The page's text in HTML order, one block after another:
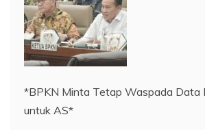
*BPKN Minta Tetap Waspada Data
untuk AS*